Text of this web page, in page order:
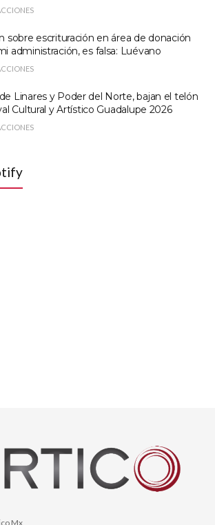
sobre escrituración en área de donación
administración, es falsa: Luévano
Linares y Poder del Norte, bajan el telón
Cultural y Artístico Guadalupe 2026
Mx